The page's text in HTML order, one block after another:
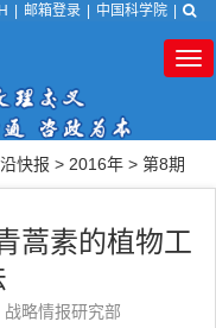
邮箱登录 中国科学院
快报 > 2016年 > 第8期
蒿素的植物工
战略情报研究部